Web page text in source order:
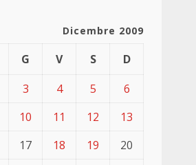
Dicembre 2009
G V S
D
3 4 5
6
10 11 12
13
17 18 19
20